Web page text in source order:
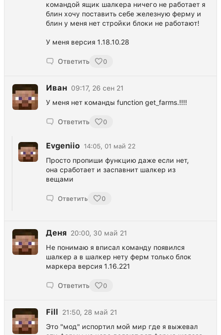
командой ящик шалкера ничего не работает я
блин хочу поставить себе железную ферму и
блин у меня нет стройки блоки не работают!
У меня версия 1.18.10.28
Ответить 0
Иван 09:17, 26 сен 21
У меня нет команды function get_farms.!!!!
Ответить 0
Evgeniio 14:05, 01 май 22
Просто пропиши функцию даже если нет,
она сработает и заспавнит шалкер из
вещами
Ответить 0
Деня 20:00, 30 май 21
Не понимаю я вписал команду появился
шалкер а в шалкер нету ферм только блок
маркера версия 1.16.221
Ответить 0
Fill
21:50, 28 май 21
Это "мод" испортил мой мир где я выжевал